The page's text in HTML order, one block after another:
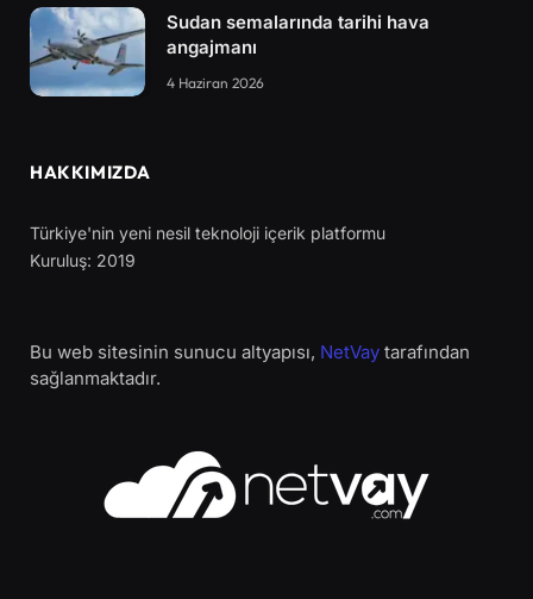
Sudan semalarında tarihi hava
angajmanı
4 Haziran 2026
HAKKIMIZDA
Türkiye'nin yeni nesil teknoloji içerik platformu
Kuruluş: 2019
Bu web sitesinin sunucu altyapısı, NetVay tarafından
sağlanmaktadır.